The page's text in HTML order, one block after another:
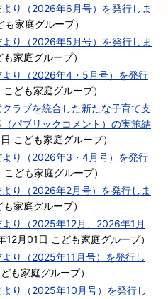
り（2026年6月号）を発行しま
も家庭グループ）
り（2026年5月号）を発行しま
も家庭グループ）
り（2026年4・5月号）を発行
こども家庭グループ）
ラブを統合した新たな子育て支
パブリックコメント）の実施結
こども家庭グループ）
り（2026年3・4月号）を発行
こども家庭グループ）
り（2026年2月号）を発行しま
も家庭グループ）
り（2025年12月、2026年1月
12月01日 こども家庭グループ）
り（2025年11月号）を発行し
ども家庭グループ）
り（2025年10月号）を発行し